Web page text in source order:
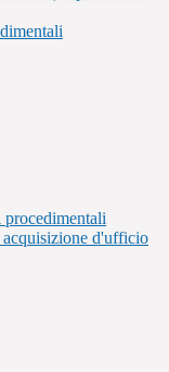
d'ufficio